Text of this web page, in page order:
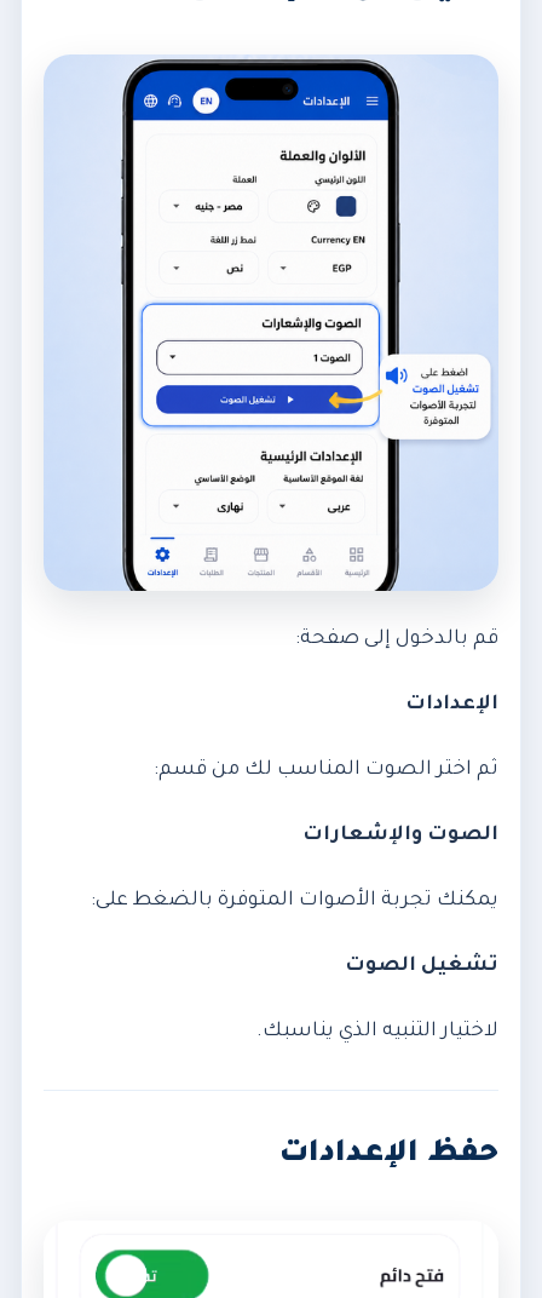
قم بالدخول إلى صفحة:
الإعدادات
ثم اختر الصوت المناسب لك من قسم:
الصوت والإشعارات
يمكنك تجربة الأصوات المتوفرة بالضغط على:
تشغيل الصوت
لاختيار التنبيه الذي يناسبك.
حفظ الإعدادات